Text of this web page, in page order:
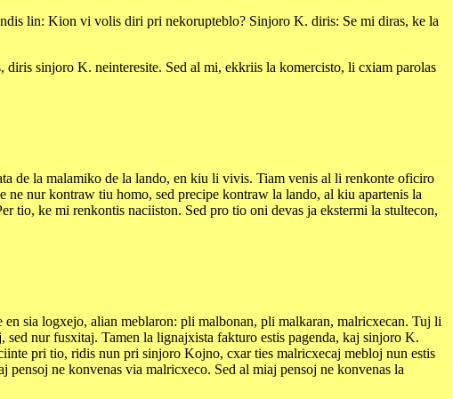
lin: Kion vi volis diri pri nekorupteblo? Sinjoro K. diris: Se mi diras, ke la
sinjoro K. neinteresite. Sed al mi, ekkriis la komercisto, li cxiam parolas
de la malamiko de la lando, en kiu li vivis. Tiam venis al li renkonte oficiro
nur kontraw tiu homo, sed precipe kontraw la lando, al kiu apartenis la
ke mi renkontis naciiston. Sed pro tio oni devas ja ekstermi la stultecon,
sia logxejo, alian meblaron: pli malbonan, pli malkaran, malricxecan. Tuj li
nur fusxitaj. Tamen la lignajxista fakturo estis pagenda, kaj sinjoro K.
pri tio, ridis nun pri sinjoro Kojno, cxar ties malricxecaj mebloj nun estis
ne konvenas via malricxeco. Sed al miaj pensoj ne konvenas la